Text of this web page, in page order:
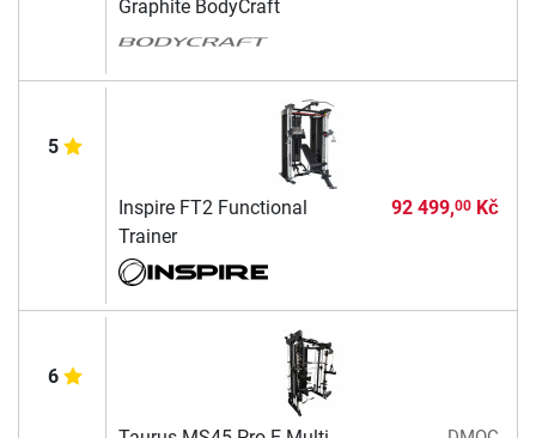
Graphite BodyCraft
5
Inspire FT2 Functional
Trainer
92 499,00Kč
6